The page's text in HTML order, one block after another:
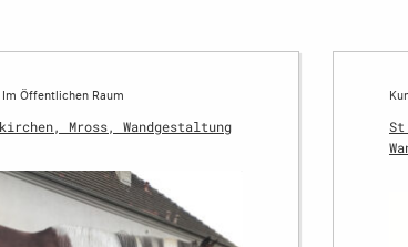
Im Öffentlichen Raum
Mross, Wandgestaltung